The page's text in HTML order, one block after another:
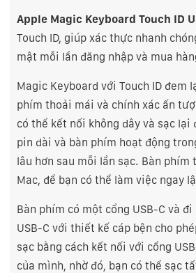
Apple Magic Keyboard Touch ID
Touch ID, giúp xác thực nhanh
mật mỗi lần đăng nhập và mua
Magic Keyboard với Touch ID đem
phím thoải mái và chính xác ấn
có thể kết nối không dây và sạc
pin dài và bàn phím hoạt động
lâu hơn sau mỗi lần sạc. Bàn phím
Mac, để bạn có thể làm việc ngay
Bàn phím có một cổng USB-C và
USB-C với thiết kế cáp bện cho
sạc bằng cách kết nối với cổng
của mình, nhờ đó, bạn có thể sạc